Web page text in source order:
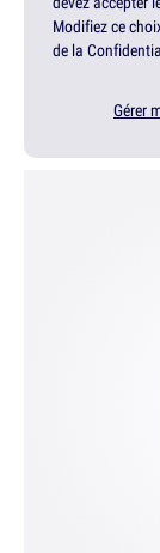
Modifiez ce
de la
Gérer